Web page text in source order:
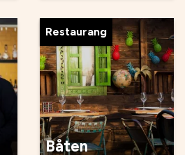
Restaurang
Båten